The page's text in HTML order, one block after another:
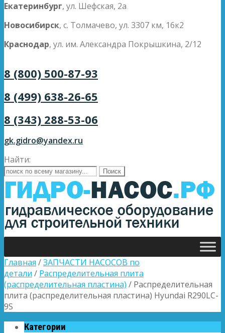
Екатеринбург, ул. Шефская, 2а
Новосибирск, с. Толмачево, ул. 3307 км, 16к2
Краснодар, ул. им. Александра Покрышкина, 2/12
8 (800) 500-87-93
8 (499) 638-26-65
8 (343) 288-53-06
gk.gidro@yandex.ru
Найти:
Главная /ЗАПЧАСТИ НАСОСОВ по
детали / Распределительная плита
(распределительная пластина) / Распределительная
плита (распределительная пластина) Hyundai R290LC-
9S
Категории